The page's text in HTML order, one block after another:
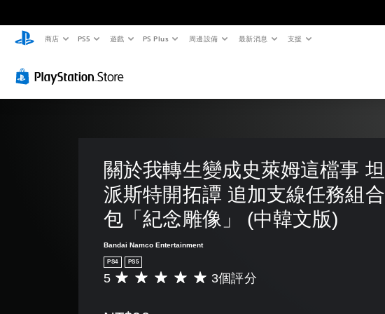
商店 PS5 遊戲 PS Plus 周邊設備 最新消息 支援
關於我轉生變成史萊姆這檔事 坦
派斯特開拓譚 追加支線任務組合
包「紀念雕像」 (中韓文版)
Bandai Namco Entertainment
PS4 PS5
平
5 3個評分